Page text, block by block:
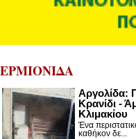
ΕΡΜΙΟΝΙΔΑ
Αργολίδα:
Κρανίδι -
Κλιμακίου
Ένα
καθήκον δε...